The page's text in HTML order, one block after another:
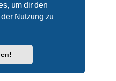
um dir den
Nutzung zu